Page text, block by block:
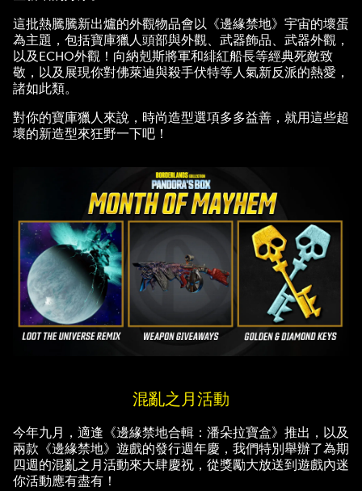
這批熱騰騰新出爐的外觀物品會以《邊緣禁地》宇宙的壞蛋
為主題，包括寶庫獵人頭部與外觀、武器飾品、武器外觀，
以及ECHO外觀！向納剋斯將軍和緋紅船長等經典死敵致
敬，以及展現你對佛萊迪與殺手伏特等人氣新反派的熱愛，
諸如此類。
對你的寶庫獵人來說，時尚造型選項多多益善，就用這些超
壞的新造型來狂野一下吧！
混亂之月活動
今年九月，適逢《邊緣禁地合輯：潘朵拉寶盒》推出，以及
兩款《邊緣禁地》遊戲的發行週年慶，我們特別舉辦了為期
四週的混亂之月活動來大肆慶祝，從獎勵大放送到遊戲內迷
你活動應有盡有！